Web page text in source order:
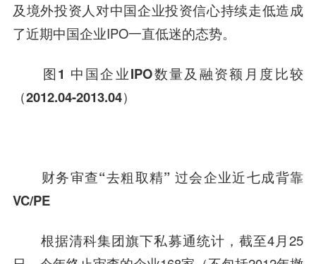
及境外投资人对中国企业投资信心持续走低造成
了近期中国企业IPO一直低迷的态势。
图1 中国企业IPO数量及融资额月度比较
（2012.04-2013.04）
财务审查“去粗取精” 过会企业近七成背靠
VC/PE
根据清科集团旗下私募通统计，截至4月25